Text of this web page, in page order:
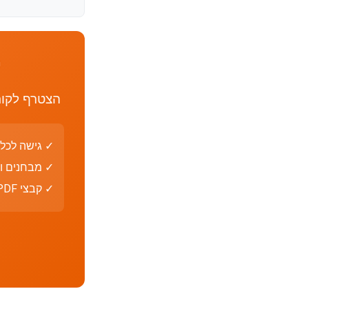
הצטרף
✓ גישה
✓ מבחנים
✓ קבצי PDF עם פתרונות מלאים